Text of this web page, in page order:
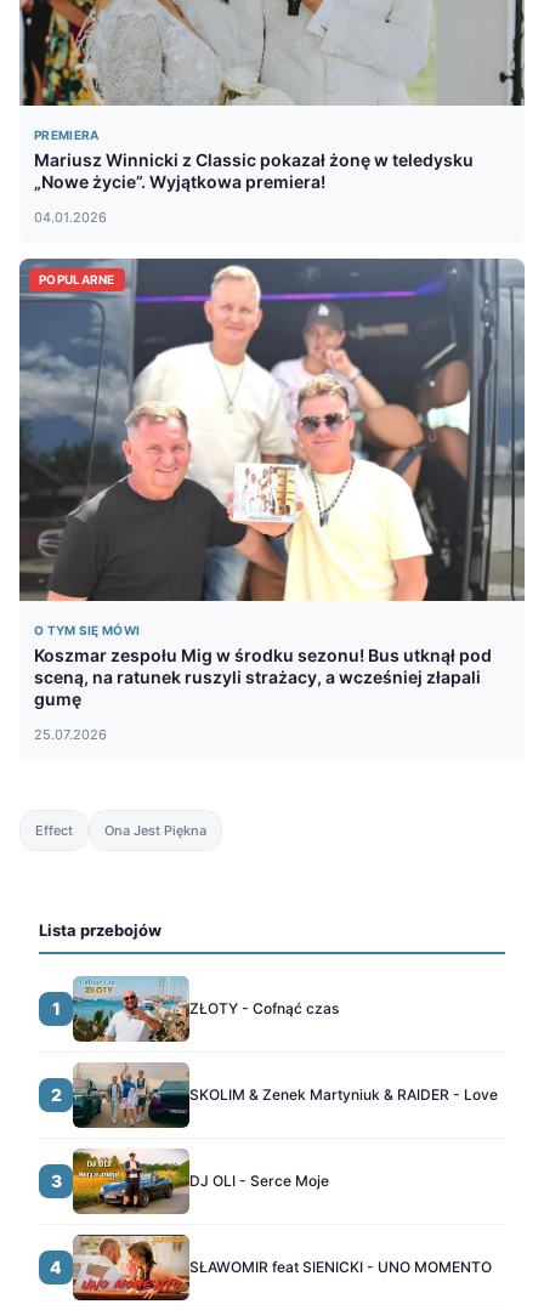
PREMIERA
Mariusz Winnicki z Classic pokazał żonę w teledysku
„Nowe życie”. Wyjątkowa premiera!
04.01.2026
POPULARNE
O TYM SIĘ MÓWI
Koszmar zespołu Mig w środku sezonu! Bus utknął pod
sceną, na ratunek ruszyli strażacy, a wcześniej złapali
gumę
25.07.2026
Effect Ona Jest Piękna
Lista przebojów
1 ZŁOTY - Cofnąć czas
2 SKOLIM & Zenek Martyniuk & RAIDER - Love
3 DJ OLI - Serce Moje
4 SŁAWOMIR feat SIENICKI - UNO MOMENTO